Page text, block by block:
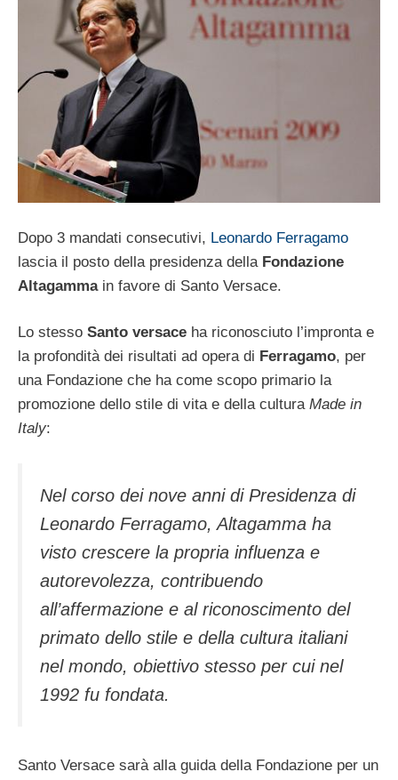
Dopo 3 mandati consecutivi, Leonardo Ferragamo
lascia il posto della presidenza della Fondazione
Altagammain favore di Santo Versace.
Lo stesso Santo versace ha riconosciuto l’impronta e
la profondità dei risultati ad opera di Ferragamo, per
una Fondazione che ha come scopo primario la
promozione dello stile di vita e della cultura Made in
Italy:
Nel corso dei nove anni di Presidenza di
Leonardo Ferragamo, Altagamma ha
visto crescere la propria influenza e
autorevolezza, contribuendo
all’affermazione e al riconoscimento del
primato dello stile e della cultura italiani
nel mondo, obiettivo stesso per cui nel
1992 fu fondata.
Santo Versace sarà alla guida della Fondazione per un